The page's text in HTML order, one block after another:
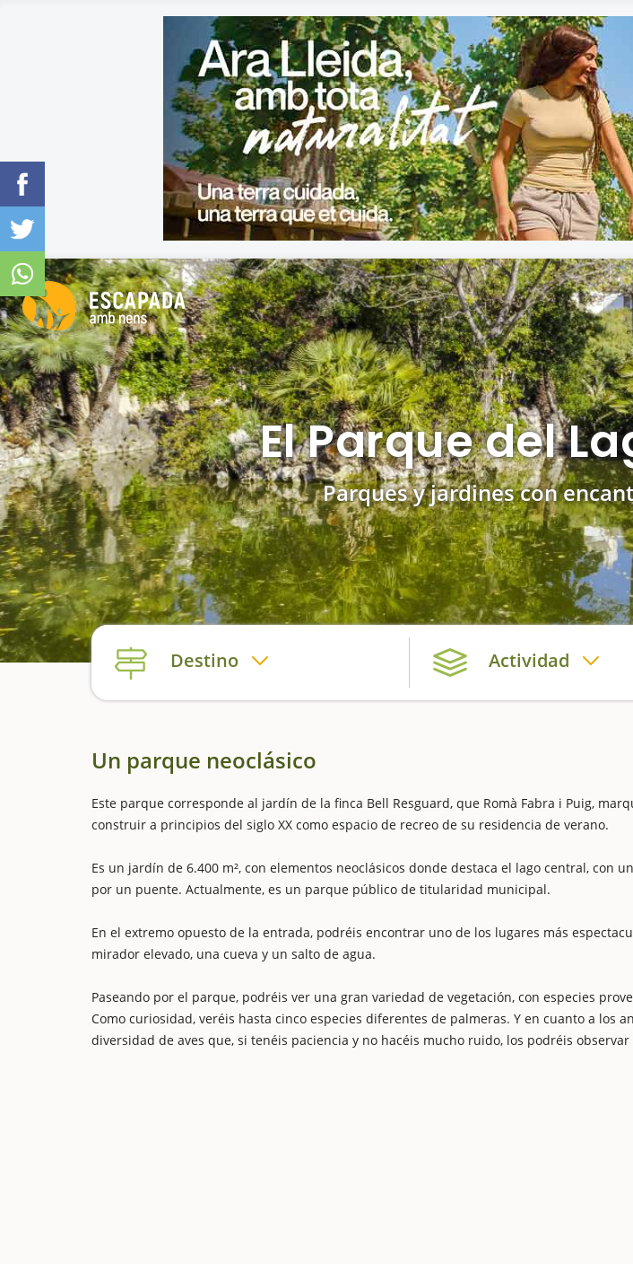
El Parque del
Parques y jardines con
Destino Actividad
Un parque neoclásico
Este parque corresponde al jardín de la finca Bell Resguard, que Romà Fabra i Puig,
construir a principios del siglo XX como espacio de recreo de su residencia de verano.
Es un jardín de 6.400 m², con elementos neoclásicos donde destaca el lago central, con
por un puente. Actualmente, es un parque público de titularidad municipal.
En el extremo opuesto de la entrada, podréis encontrar uno de los lugares más
mirador elevado, una cueva y un salto de agua.
Paseando por el parque, podréis ver una gran variedad de vegetación, con especies
Como curiosidad, veréis hasta cinco especies diferentes de palmeras. Y en cuanto a los
diversidad de aves que, si tenéis paciencia y no hacéis mucho ruido, los podréis